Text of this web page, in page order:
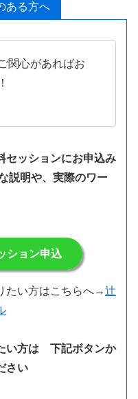
ある方へ
関心があればお
ッションにお申込み
説明や、実際のワー
ション申込
たい方はこちらへ→辻
い方は 下記ボタンか
さい